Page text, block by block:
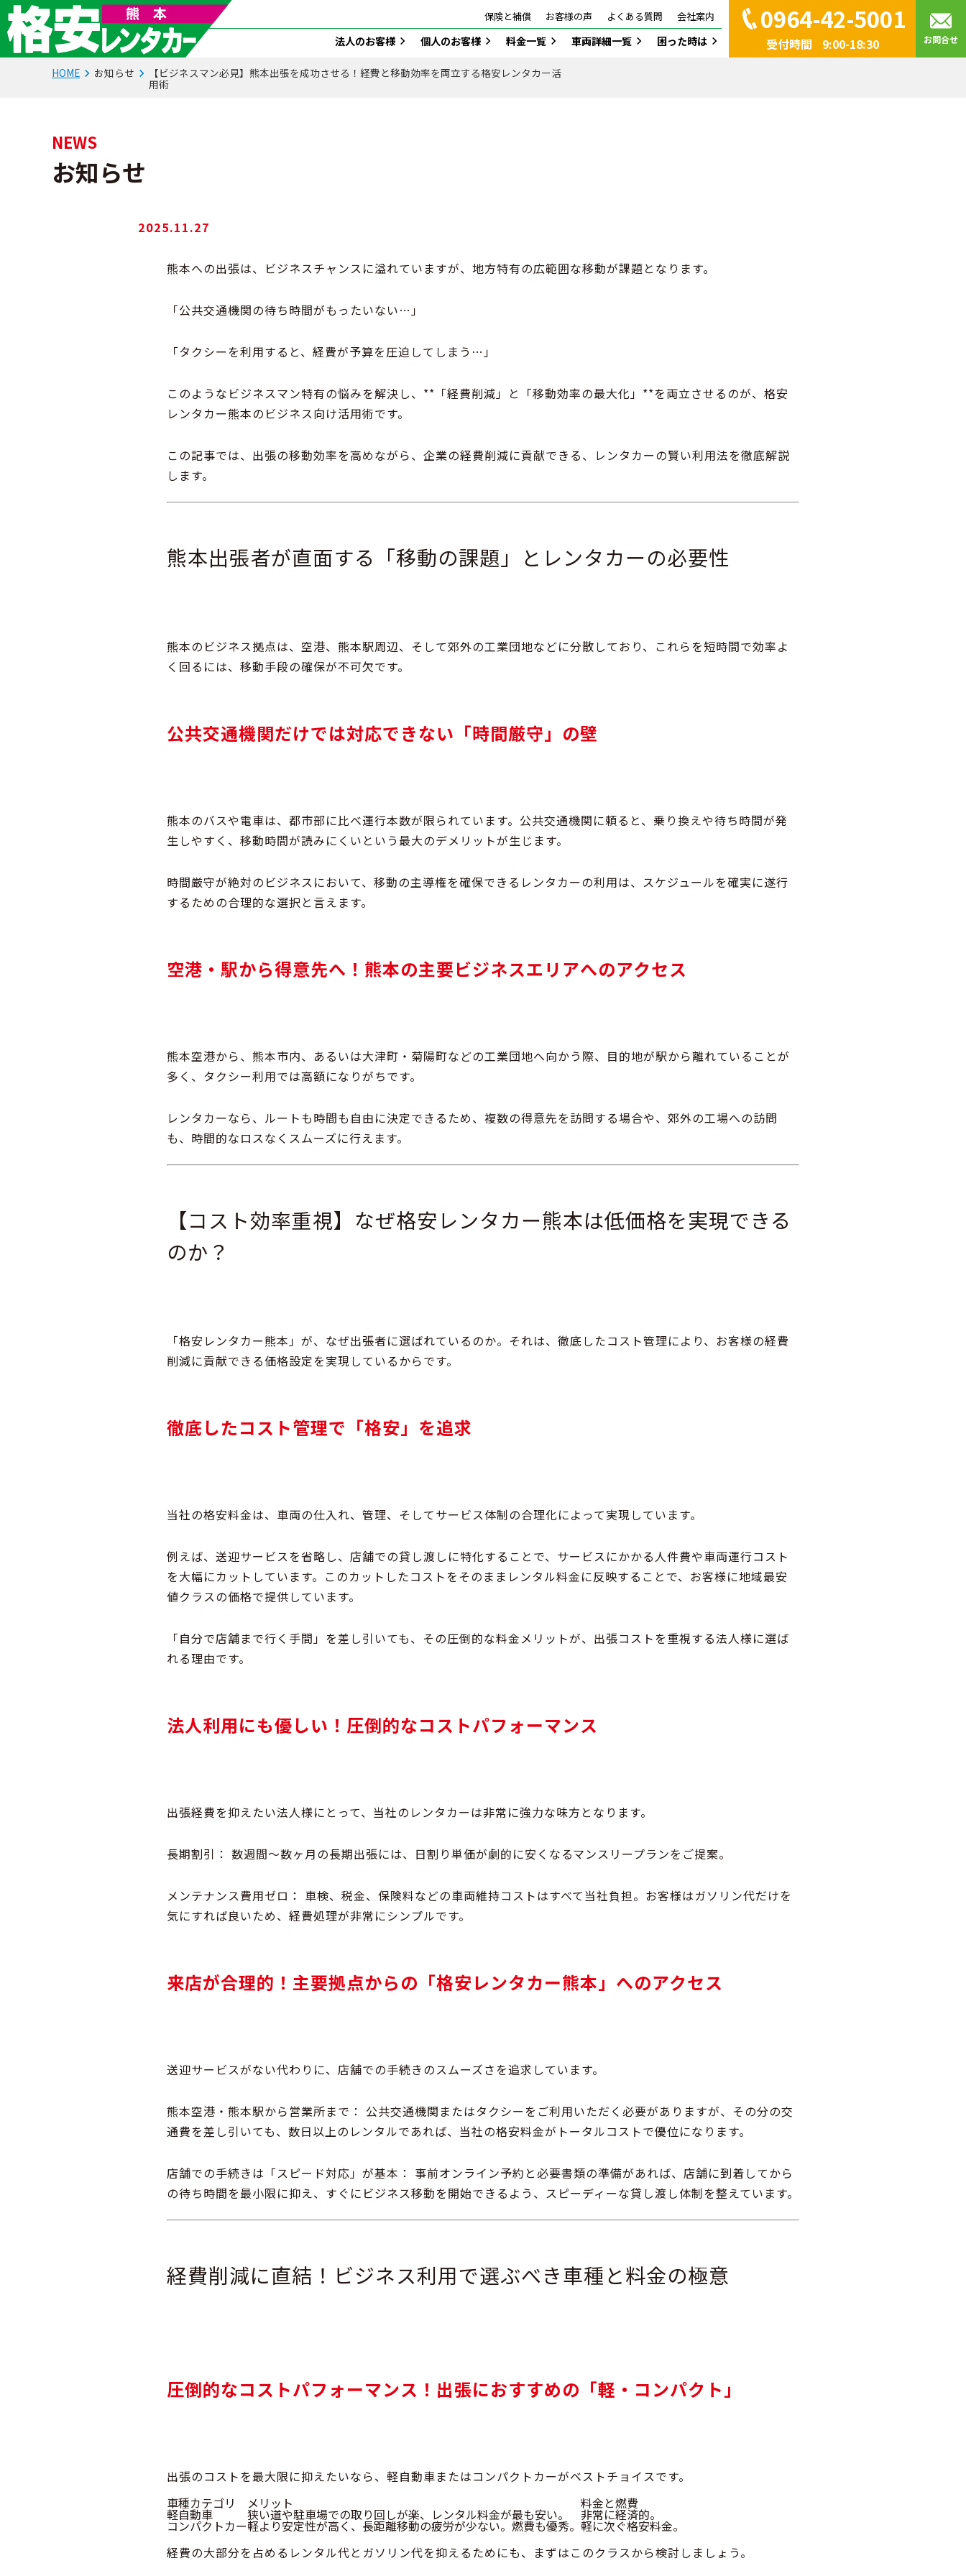
保険と補償 お客様の声 よくある質問 会社案内
法人のお客様 個人のお客様 料金一覧 車両詳細一覧 困った時は
0964-42-5001
受付時間 9:00-18:30 お問合せ
HOME お知らせ
【ビジネスマン必見】熊本出張を成功させる！経費と移動効率を両立する格安レンタカー活
用術
NEWS
お知らせ
2025.11.27
熊本への出張は、ビジネスチャンスに溢れていますが、地方特有の広範囲な移動が課題となります。
「公共交通機関の待ち時間がもったいない…」
「タクシーを利用すると、経費が予算を圧迫してしまう…」
このようなビジネスマン特有の悩みを解決し、**「経費削減」と「移動効率の最大化」**を両立させるのが、 格安
レンタカー熊本のビジネス向け活用術です。
この記事では、出張の移動効率を高めながら、企業の経費削減に貢献できる、レンタカーの賢い利用法を徹底解説
します。
熊本出張者が直面する「移動の課題」とレンタカーの必要性
熊本のビジネス拠点は、空港、熊本駅周辺、そして郊外の工業団地などに分散しており、これらを短時間で効率よ
く回るには、移動手段の確保が不可欠です。
公共交通機関だけでは対応できない「時間厳守」の壁
熊本のバスや電車は、都市部に比べ運行本数が限られています。公共交通機関に頼ると、乗り換えや待ち時間が発
生しやすく、 移動時間が読みにくい という最大のデメリットが生じます。
時間厳守が絶対のビジネスにおいて、移動の主導権を確保できるレンタカーの利用は、 スケジュールを確実に遂行
するための合理的な選択 と言えます。
空港・駅から得意先へ！熊本の主要ビジネスエリアへのアクセス
熊本空港から、熊本市内、あるいは大津町・菊陽町などの工業団地へ向かう際、目的地が駅から離れていることが
多く、タクシー利用では高額になりがちです。
レンタカーなら、 ルートも時間も自由に決定できるため、複数の得意先を訪問する場合や、郊外の工場への訪問
も、時間的なロスなくスムーズに行えます。
【コスト効率重視】なぜ格安レンタカー熊本は低価格を実現できる
のか？
「格安レンタカー熊本」が、なぜ出張者に選ばれているのか。それは、 徹底したコスト管理により、お客様の経費
削減に貢献できる価格設定を実現しているからです。
徹底したコスト管理で「格安」を追求
当社の格安料金は、車両の仕入れ、管理、そしてサービス体制の合理化によって実現しています。
例えば、 送迎サービスを省略し、店舗での貸し渡しに特化することで、 サービスにかかる人件費や車両運行コスト
を大幅にカット しています。このカットしたコストをそのままレンタル料金に反映することで、お客様に地域最安
値クラスの価格で提供しています。
「自分で店舗まで行く手間」を差し引いても、その圧倒的な料金メリットが、出張コストを重視する法人様に選ば
れる理由です。
法人利用にも優しい！圧倒的なコストパフォーマンス
出張経費を抑えたい法人様にとって、当社のレンタカーは非常に強力な味方となります。
長期割引： 数週間〜数ヶ月の長期出張には、日割り単価が劇的に安くなるマンスリープランをご提案。
メンテナンス費用ゼロ： 車検、税金、保険料などの車両維持コストはすべて当社負担。お客様はガソリン代だけを
気にすれば良いため、経費処理が非常にシンプルです。
来店が合理的！主要拠点からの「格安レンタカー熊本」へのアクセス
送迎サービスがない代わりに、店舗での手続きのスムーズさを追求しています。
熊本空港・熊本駅から営業所まで： 公共交通機関またはタクシーをご利用いただく必要がありますが、その分の交
通費を差し引いても、 数日以上のレンタルであれば、当社の格安料金がトータルコストで優位になります。
店舗での手続きは「スピード対応」が基本： 事前オンライン予約と必要書類の準備があれば、店舗に到着してから
の待ち時間を最小限に抑え、すぐにビジネス移動を開始できるよう、スピーディーな貸し渡し体制を整えています。
経費削減に直結！ビジネス利用で選ぶべき車種と料金の極意
圧倒的なコストパフォーマンス！出張におすすめの「軽・コンパクト」
出張のコストを最大限に抑えたいなら、 軽自動車またはコンパクトカーがベストチョイスです。
車種カテゴリ
メリット 料金と燃費
軽自動車 狭い道や駐車場での取り回しが楽、 レンタル料金が最も安い。 非常に経済的。
コンパクトカー軽より安定性が高く、長距離移動の疲労が少ない。燃費も優秀。 軽に次ぐ格安料金。
経費の大部分を占めるレンタル代とガソリン代を抑えるためにも、まずはこのクラスから検討しましょう。